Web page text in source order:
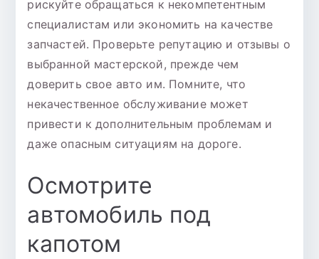
рискуйте обращаться к некомпетентным
специалистам или экономить на качестве
запчастей. Проверьте репутацию и отзывы о
выбранной мастерской, прежде чем
доверить свое авто им. Помните, что
некачественное обслуживание может
привести к дополнительным проблемам и
даже опасным ситуациям на дороге.
Осмотрите
автомобиль под
капотом